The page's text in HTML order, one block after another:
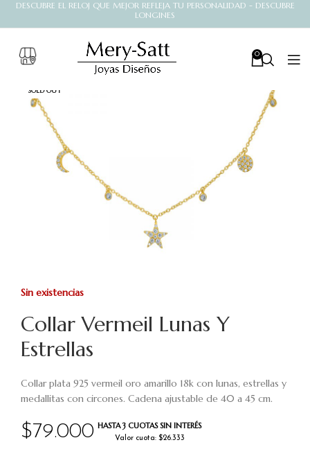
DESCUBRE EL RELOJ QUE MEJOR REFLEJA TU PERSONALIDAD - DESCUBRE
LONGINES
0
SOLD OUT
Collar Vermeil Lunas Y
Estrellas
$79.000 HASTA 3 CUOTAS SIN INTERÉS
Valor cuota: $26.333
Collar plata 925 vermeil oro amarillo 18k con lunas, estrellas y
medallitas con circones. Cadena ajustable de 40 a 45 cm.
Sin existencias